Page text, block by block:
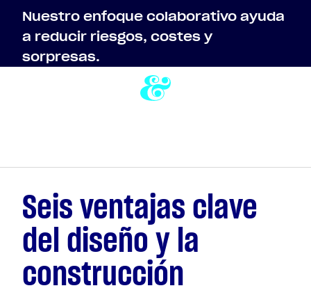
Nuestro enfoque colaborativo ayuda
a reducir riesgos, costes y
sorpresas.
Seis ventajas clave
del diseño y la
construcción